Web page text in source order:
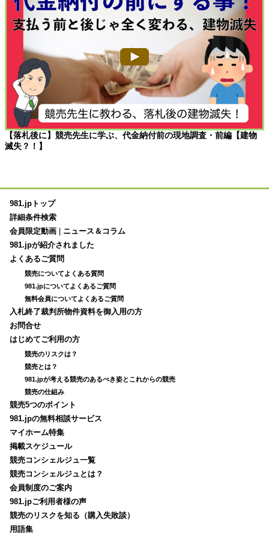
【落札後に】競売先生に学ぶ、代金納付前の現地調査・前編【建物
滅失？！】
981.jpトップ
詳細条件検索
会員限定動画
ニュース＆コラム
981.jpが紹介されました
よくあるご質問
競売についてよくある質問
981.jpについてよくあるご質問
無料会員についてよくあるご質問
入札終了裁判所物件資料を御入用の方
お問合せ
はじめてご利用の方
競売のリスクは？
競売とは？
981.jpが考える競売のあるべき姿とこれからの競売
競売の仕組み
競売5つのポイント
981.jpの無料相談サービス
マイホーム特集
掲載スケジュール
競売コンシェルジュ一覧
競売コンシェルジュとは？
会員制度のご案内
981.jpご利用者様の声
競売のリスクを知る（購入失敗談）
用語集